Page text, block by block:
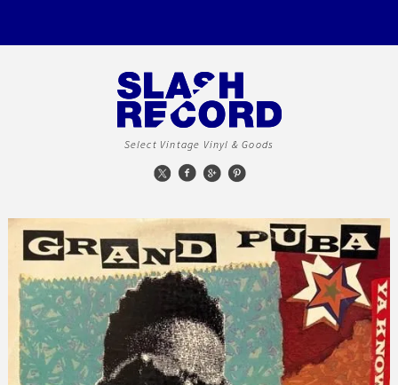
Select Vintage Vinyl & Goods